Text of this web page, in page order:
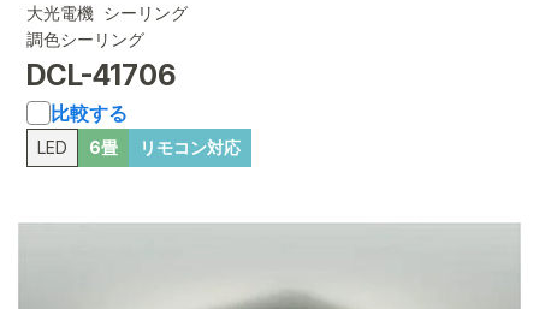
大光電機 シーリング
調色シーリング
DCL-41706
比較する
LED 6畳 リモコン対応